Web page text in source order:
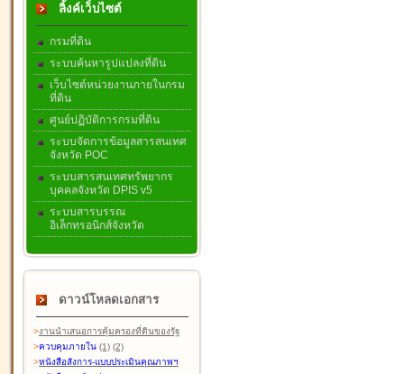
ลิ้งค์เว็บไซต์
กรมที่ดิน
ระบบค้นหารูปแปลงที่ดิน
เว็บไซต์หน่วยงานภายในกรม
ที่ดิน
ศูนย์ปฏิบัติการกรมที่ดิน
ระบบจัดการข้อมูลสารสนเทศ
จังหวัด POC
ระบบสารสนเทศทรัพยากร
บุคคลจังหวัด DPIS v5
ระบบสารบรรณ
อิเล็กทรอนิกส์จังหวัด
ดาวน์โหลดเอกสาร
>งานนำเสนอการคุ้มครองที่ดินของรัฐ
>ควบคุมภายใน (1) (2)
>หนังสือสังการ-แบบประเมินคุณภาพฯ